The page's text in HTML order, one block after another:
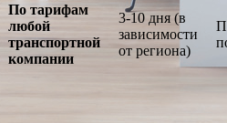
По тарифам
любой
транспортной
компании
3-10 дня (в
зависимости
от региона)